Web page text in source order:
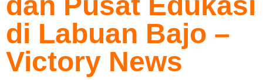
di Labuan Bajo –
Victory News